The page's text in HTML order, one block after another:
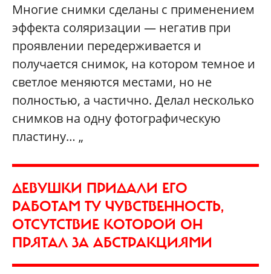
Многие снимки сделаны с применением
эффекта соляризации — негатив при
проявлении передерживается и
получается снимок, на котором темное и
светлое меняются местами, но не
полностью, а частично. Делал несколько
снимков на одну фотографическую
пластину… „
ДЕВУШКИ ПРИДАЛИ ЕГО
РАБОТАМ ТУ ЧУВСТВЕННОСТЬ,
ОТСУТСТВИЕ КОТОРОЙ ОН
ПРЯТАЛ ЗА АБСТРАКЦИЯМИ